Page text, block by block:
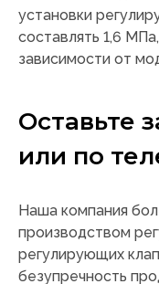
установки
составлять 1,6
зависимости от
Оставьте
или по
Наша компания
производством
регулирующих
безупречность